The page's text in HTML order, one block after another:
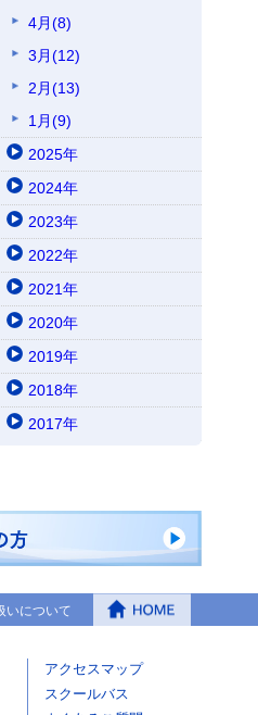
4月(8)
3月(12)
2月(13)
1月(9)
2025年
2024年
2023年
2022年
2021年
2020年
2019年
2018年
2017年
いについて
アクセスマップ
スクールバス